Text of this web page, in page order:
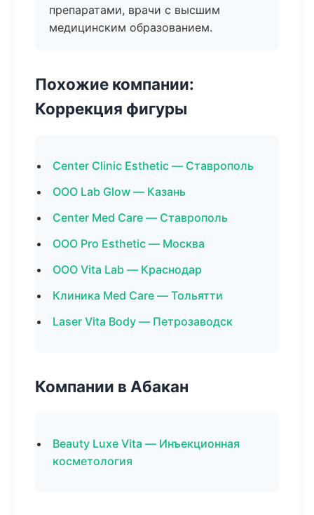
препаратами, врачи с высшим
медицинским образованием.
Похожие компании:
Коррекция фигуры
Center Clinic Esthetic — Ставрополь
ООО Lab Glow — Казань
Center Med Care — Ставрополь
ООО Pro Esthetic — Москва
ООО Vita Lab — Краснодар
Клиника Med Care — Тольятти
Laser Vita Body — Петрозаводск
Компании в Абакан
Beauty Luxe Vita — Инъекционная
косметология